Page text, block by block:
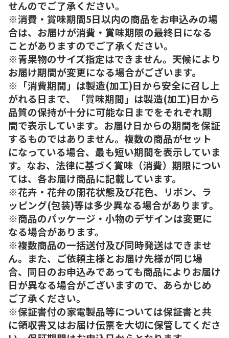
せんのでご了承ください。
※消費・賞味期間5日以内の商品をお申込みの場
合は、お届けが消費・賞味期限の最終日になる
ことがありますのでご了承ください。
※青果物のサイズ指定はできません。天候により
お届け期間が変更になる場合がございます。
※「消費期間」は製造(加工)日から安全に召し上
がれる日まで、「賞味期間」は製造(加工)日から
品質の保持が十分に可能な日までをそれぞれ期
間で表示しています。お届け日からの期間を保証
するものではありません。複数の商品がセット
になっている場合、最も短い期間を表示していま
す。なお、法律に基づく賞味（消費）期限につい
ては、各お届け商品に記載しています。
※花卉・花弁の開花状態及び花色、リボン、ラ
ッピング(包装)等は多少異なる場合があります。
※商品のパッケージ・小物のデザインは変更に
なる場合があります。
※複数商品の一括送付及び同時発送はできませ
ん。また、ご依頼主様とお届け先様が同じ場
合、同日のお申込みであっても商品によりお届け
日が異なる場合がございますので、あらかじめ
ご了承ください。
※保証書付の家電製品等については保証書と共
に領収書又はお届け伝票を大切に保管してくださ